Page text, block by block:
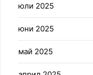
юли 2025
юни 2025
май 2025